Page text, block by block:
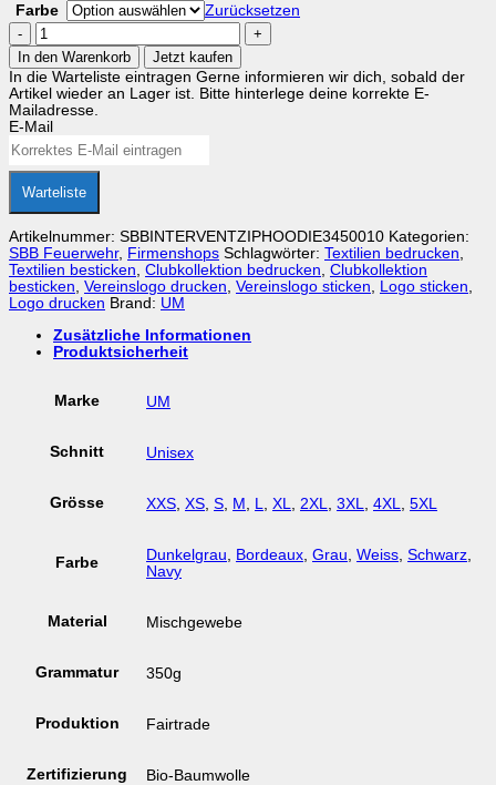
Farbe
Zurücksetzen
INTERVENTION
Zip-
Hoodie
Menge
In den Warenkorb
Jetzt kaufen
In die Warteliste eintragen Gerne informieren wir dich, sobald der
Artikel wieder an Lager ist. Bitte hinterlege deine korrekte E-
Mailadresse.
E-Mail
Warteliste
Artikelnummer: SBBINTERVENTZIPHOODIE3450010 Kategorien:
SBB Feuerwehr, Firmenshops Schlagwörter: Textilien bedrucken,
Textilien besticken, Clubkollektion bedrucken, Clubkollektion
besticken, Vereinslogo drucken, Vereinslogo sticken, Logo sticken,
Logo drucken Brand: UM
Zusätzliche Informationen
Produktsicherheit
Marke UM
Schnitt Unisex
Grösse XXS XS S M XL 2XL 3XL 4XL 5XL
Farbe Dunkelgrau Bordeaux Grau Weiss Schwarz
Navy
Material Mischgewebe
Grammatur 350g
Produktion Fairtrade
Zertifizierung Bio-Baumwolle